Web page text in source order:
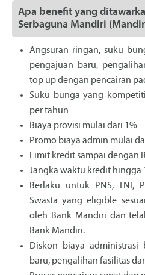
Apa benefit yang
Serbaguna Mandiri
Angsuran ringan, suku
pengajuan baru,
top up dengan pencairan
Suku bunga yang
per tahun
Biaya provisi mulai dari 1%
Promo biaya admin mulai
Limit kredit sampai dengan
Jangka waktu kredit hingga
Berlaku untuk PNS, TNI,
Swasta yang eligible
oleh Bank Mandiri dan
Bank Mandiri.
Diskon biaya
baru, pengalihan fasilitas